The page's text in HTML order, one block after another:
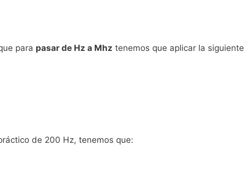
para pasar de Hz a Mhz tenemos que aplicar la siguiente
de 200 Hz, tenemos que: